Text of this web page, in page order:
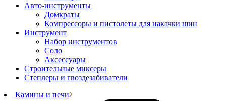
Авто-инструменты
Домкраты
Компрессоры и пистолеты для накачки шин
Инструмент
Набор инструментов
Соло
Аксессуары
Строительные миксеры
Степлеры и гвоздезабиватели
Камины и печи